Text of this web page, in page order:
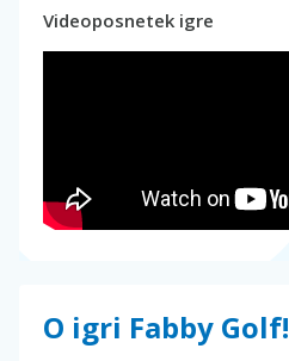
Videoposnetek igre
O igri Fabby Golf!